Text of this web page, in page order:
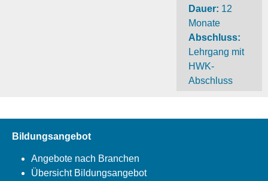
Dauer: 12
Monate
Abschluss:
Lehrgang mit
HWK-
Abschluss
Bildungsangebot
Angebote nach Branchen
Übersicht Bildungsangebot